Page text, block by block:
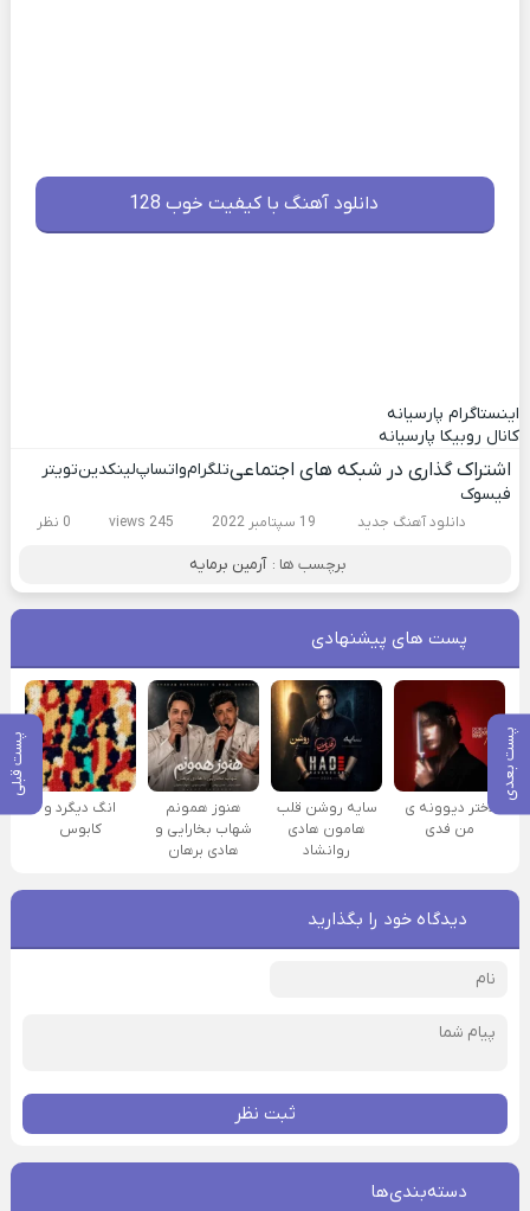
پست بعدی پست قبلی
دانلود آهنگ با کیفیت خوب 128
اینستاگرام پارسیانه
کانال روبیکا پارسیانه
اشتراک گذاری در شبکه های اجتماعیتلگرامواتساپلینکدینتویتر
فیسوک
دانلود آهنگ جدید 19 سپتامبر 2022 245 views 0 نظر
برچسب ها : آرمین برمایه
پست های پیشنهادی
دختر دیوونه ی
من فدی
سایه روشن قلب
هامون هادی
روانشاد
هنوز همونم
شهاب بخارایی و
هادی برهان
انگ دیگرد و
کابوس
دیدگاه خود را بگذارید
ثبت نظر
دسته‌بندی‌ها